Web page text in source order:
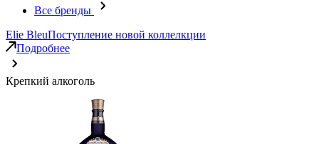
Все бренды
Elie BleuПоступление новой коллелкции
Подробнее
Крепкий алкоголь